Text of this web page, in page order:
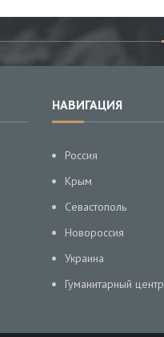
НАВИГАЦИЯ
Россия
Крым
Севастополь
Новороссия
Украина
Гуманитарный центр